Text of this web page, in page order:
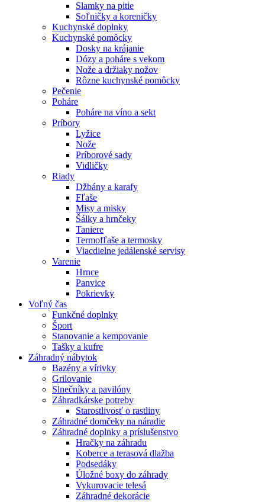
Slamky na pitie
Soľničky a koreničky
Kuchynské doplnky
Kuchynské pomôcky
Dosky na krájanie
Dózy a poháre s vekom
Nože a držiaky nožov
Rôzne kuchynské pomôcky
Pečenie
Poháre
Poháre na víno a sekt
Príbory
Lyžice
Nože
Príborové sady
Vidličky
Riady
Džbány a karafy
Fľaše
Misy a misky
Šálky a hrnčeky
Taniere
Termofľaše a termosky
Viacdielne jedálenské servisy
Varenie
Hrnce
Panvice
Pokrievky
Voľný čas
Funkčné doplnky
Šport
Stanovanie a kempovanie
Tašky a kufre
Záhradný nábytok
Bazény a vírivky
Grilovanie
Slnečníky a pavilóny
Záhradkárske potreby
Starostlivosť o rastliny
Záhradné domčeky na náradie
Záhradné doplnky a príslušenstvo
Hračky na záhradu
Koberce a terasová dlažba
Podsedáky
Úložné boxy do záhrady
Vykurovacie telesá
Záhradné dekorácie